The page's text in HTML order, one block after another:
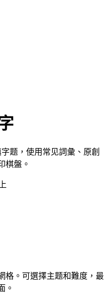
题，使用常见詞彙、原創
棋盤。
格。可選擇主题和難度，最
。